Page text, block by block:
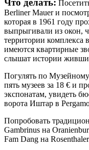
Berliner Mauer и
которая в 1961 году
выпрыгивали из окон,
территории
имеются квартирные
слышат истории
Погулять по
пять музеев за 18 € и
экспонатам, увидеть
ворота Иштар в
Попробовать
Gambrinus на
Fam Dang на